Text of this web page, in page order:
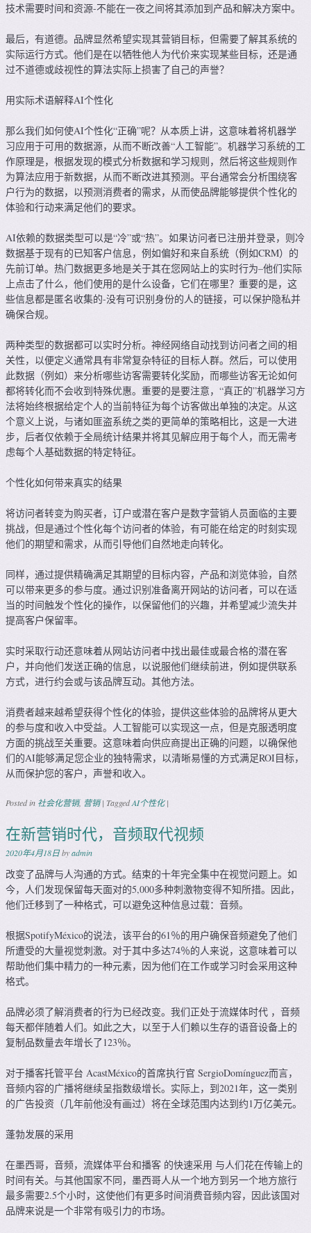
技术需要时间和资源-不能在一夜之间将其添加到产品和解决方案中。
最后，有道德。品牌显然希望实现其营销目标，但需要了解其系统的
实际运行方式。他们是在以牺牲他人为代价来实现某些目标，还是通
过不道德或歧视性的算法实际上损害了自己的声誉？
用实际术语解释AI个性化
那么我们如何使AI个性化“正确”呢？从本质上讲，这意味着将机器学
习应用于可用的数据源，从而不断改善“人工智能”。机器学习系统的工
作原理是，根据发现的模式分析数据和学习规则，然后将这些规则作
为算法应用于新数据，从而不断改进其预测。平台通常会分析围绕客
户行为的数据，以预测消费者的需求，从而使品牌能够提供个性化的
体验和行动来满足他们的要求。
AI依赖的数据类型可以是“冷”或“热”。如果访问者已注册并登录，则冷
数据基于现有的已知客户信息，例如偏好和来自系统（例如CRM）的
先前订单。热门数据更多地是关于其在您网站上的实时行为–他们实际
上点击了什么，他们使用的是什么设备，它们在哪里？重要的是，这
些信息都是匿名收集的-没有可识别身份的人的链接，可以保护隐私并
确保合规。
两种类型的数据都可以实时分析。神经网络自动找到访问者之间的相
关性，以便定义通常具有非常复杂特征的目标人群。然后，可以使用
此数据（例如）来分析哪些访客需要转化奖励，而哪些访客无论如何
都将转化而不会收到特殊优惠。重要的是要注意，“真正的”机器学习方
法将始终根据给定个人的当前特征为每个访客做出单独的决定。从这
个意义上说，与诸如匪盗系统之类的更简单的策略相比，这是一大进
步，后者仅依赖于全局统计结果并将其见解应用于每个人，而无需考
虑每个人基础数据的特定特征。
个性化如何带来真实的结果
将访问者转变为购买者，订户或潜在客户是数字营销人员面临的主要
挑战，但是通过个性化每个访问者的体验，有可能在给定的时刻实现
他们的期望和需求，从而引导他们自然地走向转化。
同样，通过提供精确满足其期望的目标内容，产品和浏览体验，自然
可以带来更多的参与度。通过识别准备离开网站的访问者，可以在适
当的时间触发个性化的操作，以保留他们的兴趣，并希望减少流失并
提高客户保留率。
实时采取行动还意味着从网站访问者中找出最佳或最合格的潜在客
户，并向他们发送正确的信息，以说服他们继续前进，例如提供联系
方式，进行约会或与该品牌互动。其他方法。
消费者越来越希望获得个性化的体验，提供这些体验的品牌将从更大
的参与度和收入中受益。人工智能可以实现这一点，但是克服透明度
方面的挑战至关重要。这意味着向供应商提出正确的问题，以确保他
们的AI能够满足您企业的独特需求，以清晰易懂的方式满足ROI目标，
从而保护您的客户，声誉和收入。
Posted in 社会化营销, 营销 | TaggedAI个性化 |
在新营销时代，音频取代视频
2020年4月18日byadmin
改变了品牌与人沟通的方式。结束的十年完全集中在视觉问题上。如
今，人们发现保留每天面对的5,000多种刺激物变得不知所措。因此，
他们迁移到了一种格式，可以避免这种信息过载：音频。
根据SpotifyMéxico的说法，该平台的61％的用户确保音频避免了他们
所遭受的大量视觉刺激。对于其中多达74％的人来说，这意味着可以
帮助他们集中精力的一种元素，因为他们在工作或学习时会采用这种
格式。
品牌必须了解消费者的行为已经改变。我们正处于流媒体时代 ，音频
每天都伴随着人们。如此之大，以至于人们赖以生存的语音设备上的
复制品数量去年增长了123％。
对于播客托管平台 AcastMéxico的首席执行官 SergioDomínguez而言，
音频内容的广播将继续呈指数级增长。实际上，到2021年，这一类别
的广告投资（几年前他没有画过）将在全球范围内达到约1万亿美元。
蓬勃发展的采用
在墨西哥，音频，流媒体平台和播客 的快速采用 与人们花在传输上的
时间有关。与其他国家不同，墨西哥人从一个地方到另一个地方旅行
最多需要2.5个小时，这使他们有更多时间消费音频内容，因此该国对
品牌来说是一个非常有吸引力的市场。